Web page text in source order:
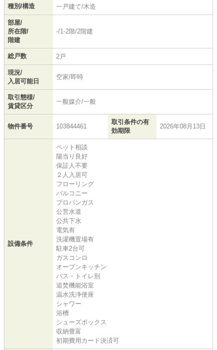
種別/構造 一戸建て/木造
部屋/
所在階/
階建
-/1-2階/2階建
総戸数 2戸
現況/
入居可能日
空家/即時
取引態様/
賃貸区分
一般媒介/一般
物件番号 103844461
取引条件の有
効期限
2026年08月13日
設備条件
ペット相談
陽当り良好
保証人不要
２人入居可
フローリング
バルコニー
プロパンガス
公営水道
公共下水
電気有
洗濯機置場有
駐車2台可
ガスコンロ
オープンキッチン
バス・トイレ別
追焚機能浴室
温水洗浄便座
シャワー
浴槽
シューズボックス
収納豊富
初期費用カード決済可